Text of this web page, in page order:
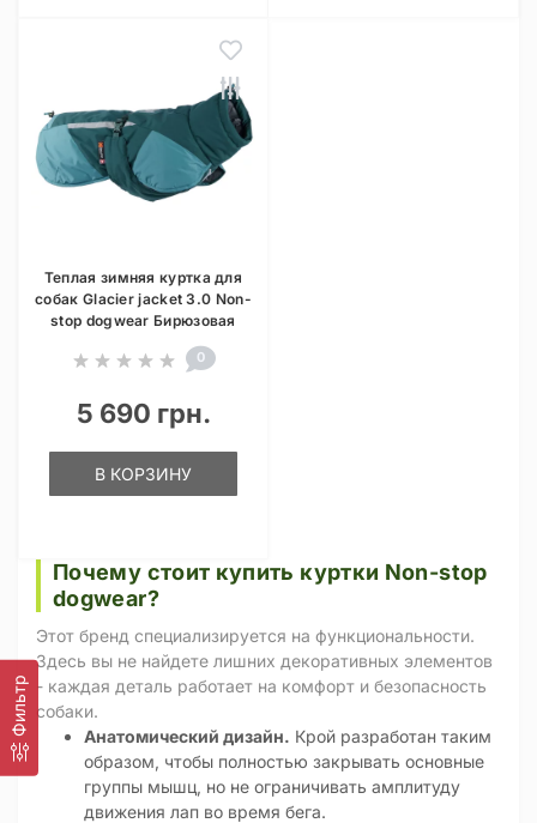
Фильтр
Теплая зимняя куртка для
собак Glacier jacket 3.0 Non-
stop dogwear Бирюзовая
0
5 690 грн.
В КОРЗИНУ
Почему стоит купить куртки Non-stop
dogwear?
Этот бренд специализируется на функциональности.
Здесь вы не найдете лишних декоративных элементов
- каждая деталь работает на комфорт и безопасность
собаки.
Анатомический дизайн. Крой разработан таким
образом, чтобы полностью закрывать основные
группы мышц, но не ограничивать амплитуду
движения лап во время бега.